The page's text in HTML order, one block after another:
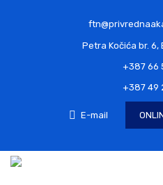
Petra Kočića br. 6,
+387 66
+387 49
E-mail